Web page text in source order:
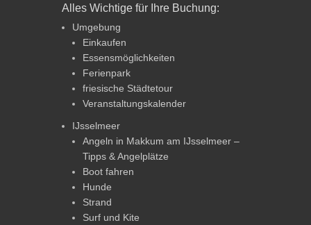
Alles Wichtige für Ihre Buchung:
Umgebung
Einkaufen
Essensmöglichkeiten
Ferienpark
friesische Städtetour
Veranstaltungskalender
IJsselmeer
Angeln in Makkum am IJsselmeer –
Tipps & Angelplätze
Boot fahren
Hunde
Strand
Surf und Kite